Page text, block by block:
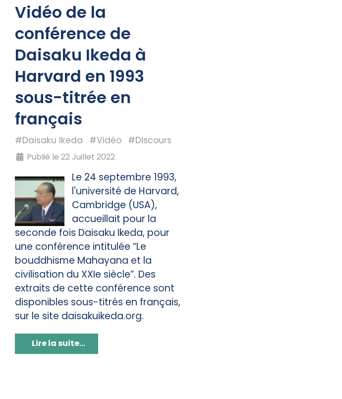
Vidéo de la
conférence de
Daisaku Ikeda à
Harvard en 1993
sous-titrée en
français
#Daisaku Ikeda #Vidéo #Discours
Publié le 22 Juillet 2022
Le 24 septembre 1993,
l'université de Harvard,
Cambridge (USA),
accueillait pour la
seconde fois Daisaku Ikeda, pour
une conférence intitulée “Le
bouddhisme Mahayana et la
civilisation du XXIe siècle”. Des
extraits de cette conférence sont
disponibles sous-titrés en français,
sur le site daisakuikeda.org.
Lire la suite...